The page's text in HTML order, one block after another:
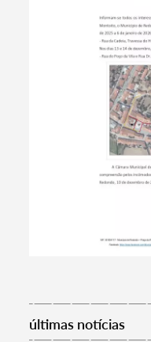
Termo de Pesquisa
últimas notícias